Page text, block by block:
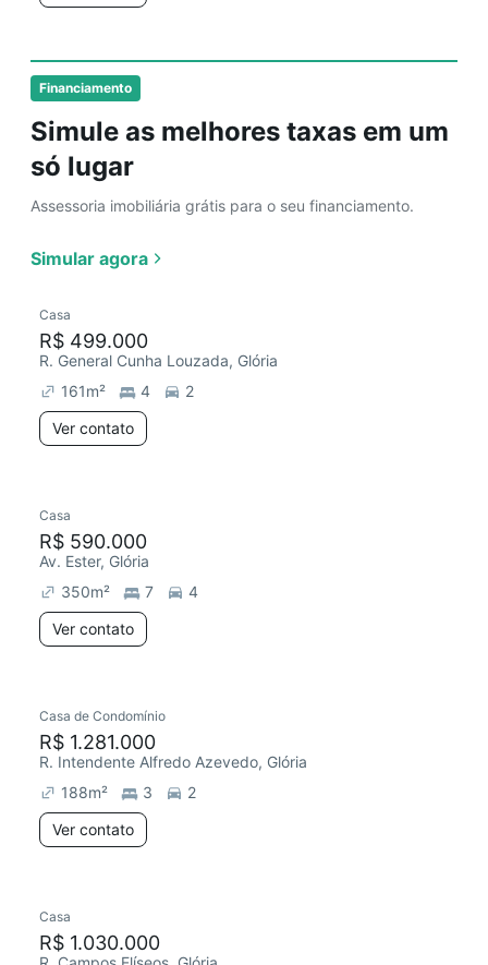
Financiamento
Simule as melhores taxas em um
só lugar
Assessoria imobiliária grátis para o seu financiamento.
Simular agora
Casa
R$ 499.000
R. General Cunha Louzada, Glória
161m² 4
2
Ver contato
Casa
R$ 590.000
Av. Ester, Glória
350m² 7
4
Ver contato
Casa de Condomínio
R$ 1.281.000
R. Intendente Alfredo Azevedo, Glória
188m² 3
2
Ver contato
Casa
R$ 1.030.000